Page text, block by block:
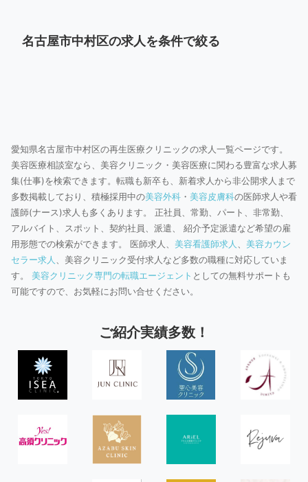
名古屋市中村区の求人を条件で絞る
愛知県名古屋市中村区の再生医療クリニックの求人一覧ページです。
美容医療相談室なら、美容クリニック・美容医療に関わる豊富な求人募
集(仕事)を検索できます。転職も新卒も、新着求人から非公開求人まで
多数掲載しており、積極採用中の美容外科 ・ 美容皮膚科の医師求人や看
護師(ナース)求人も多くあります。 正社員、常勤、パート、非常勤、
アルバイト、スポット、契約社員、派遣、 紹介予定派遣など希望の雇
用形態での検索ができます。 医師求人、 美容看護師求人
美容カウン
セラー求人
、美容クリニック受付求人など多数の職種に対応していま
す。 美容クリニック専門の転職エージェント としての無料サポートも
可能ですので、お気軽にお問い合せください。
ご紹介実績多数！